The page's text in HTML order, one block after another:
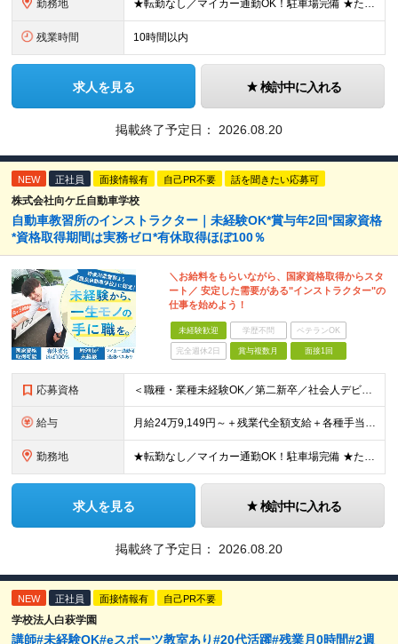
勤務地 ★転勤なし／マイカー通勤OK！駐車場完備 ★たまプラーザ／新百合ヶ丘／登戸などから送迎バスも出ています！ 【向ケ丘自動車学校】 神奈川県川崎市宮前区菅生4-6-1 ※(変更の範囲)勤務地に変更なし
残業時間 10時間以内
求人を見る 検討中に入れる
掲載終了予定日： 2026.08.20
NEW 正社員 面接情報有 自己PR不要 話を聞きたい応募可
株式会社向ケ丘自動車学校
自動車教習所のインストラクター｜未経験OK*賞与年2回*国家資格
*資格取得期間は実務ゼロ*有休取得ほぼ100％
＼お給料をもらいながら、国家資格取得からスタ
ート／ 安定した需要がある"インストラクター"の
仕事を始めよう！
未経験歓迎 学歴不問 ベテランOK
完全週休2日 賞与複数月 面接1回
応募資格 ＜職種・業種未経験OK／第二新卒／社会人デビューも歓迎＞ ★高卒以上 ★普通自動車運転免許をお持ちの方（AT限定可） ━━━━━━━━━━━━━━━━━━━ ★運転が上手である必要はありません！★
給与 月給24万9,149円～＋残業代全額支給＋各種手当＋賞与年2回 ＼ 頑張りが収入に反映されます！ ／ ★四輪の指導→二輪の指導など、指導の幅が広がると給与UP！ ★年間表彰制度あり！教習生の合格率が
勤務地 ★転勤なし／マイカー通勤OK！駐車場完備 ★たまプラーザ／新百合ヶ丘／登戸などから送迎バスも出ています！ 【向ケ丘自動車学校】 神奈川県川崎市宮前区菅生4-6-1 ※(変更の範囲)勤務地に変更なし
求人を見る 検討中に入れる
掲載終了予定日： 2026.08.20
NEW 正社員 面接情報有 自己PR不要
学校法人白萩学園
講師#未経験OK#eスポーツ教室あり#20代活躍#残業月0時間#2週